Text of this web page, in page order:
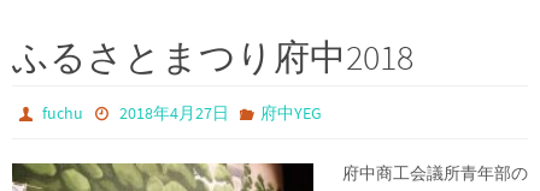
ふるさとまつり府中2018
fuchu 2018年4月27日 府中YEG
府中商工会議所青年部の